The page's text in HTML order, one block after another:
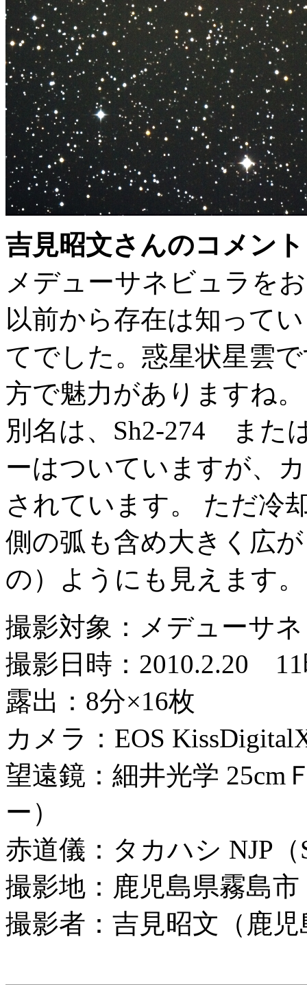
吉見昭文さんのコメン
メデューサネビュラを
以前から存在は知って
てでした。惑星状星雲
方で魅力がありますね。
別名は、Sh2-274 また
ーはついていますが、
されています。 ただ冷
側の弧も含め大きく広
の）ようにも見えます。
撮影対象：メデューサ
撮影日時：2010.2.20
露出：8分×16枚
カメラ：EOS
望遠鏡：細井光学
ー）
赤道儀：タカハシ NJP
撮影地：鹿児島県霧島市
撮影者：吉見昭文（鹿